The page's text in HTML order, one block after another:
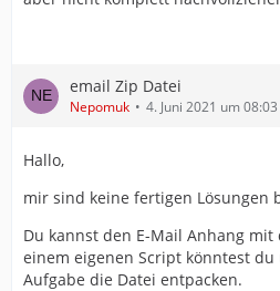
email Zip Datei
Nepomuk 4. Juni 2021 um 08:03
Hallo,
mir sind keine fertigen Lösungen
Du kannst den E-Mail Anhang
einem eigenen Script könntest
Aufgabe die Datei entpacken.